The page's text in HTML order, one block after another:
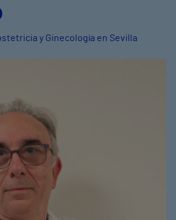
y Ginecología en Sevilla